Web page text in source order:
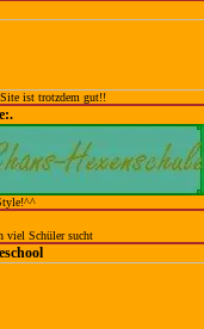
ist trotzdem gut!!
viel Schüler sucht